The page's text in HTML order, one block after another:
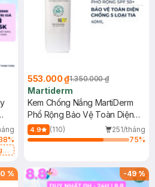
%
553.000 ₫1.350.000 ₫
Martiderm
Kem Chống Nắng MartiDerm
Phổ Rộng Bảo Vệ Toàn Diện
40ml
4.9 (110)
251/tháng
75%
% -49%